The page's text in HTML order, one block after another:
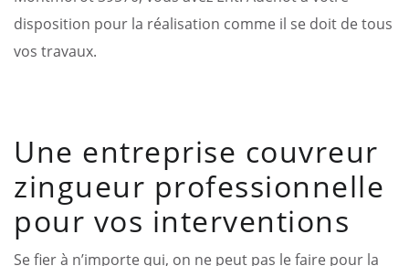
disposition pour la réalisation comme il se doit de tous
vos travaux.
Une entreprise couvreur
zingueur professionnelle
pour vos interventions
Se fier à n’importe qui, on ne peut pas le faire pour la